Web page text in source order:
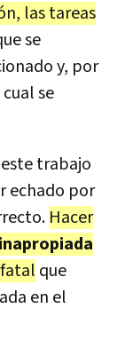
las tareas
se
y, por
se
trabajo
echado por
Hacer
que
en el